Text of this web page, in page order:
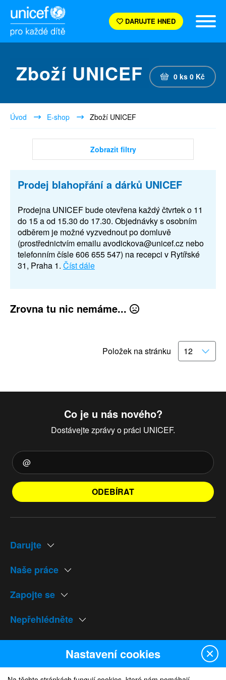
DARUJTE HNED
Zboží UNICEF 0 ks 0 Kč
Úvod E-shop Zboží UNICEF
Zobrazit filtry
Prodej blahopřání a dárků UNICEF
Prodejna UNICEF bude otevřena každý čtvrtek o 11
do 15 a od 15.30 do 17.30. Objednávky s osobním
odběrem je možné vyzvednout po domluvě
(prostřednictvím emailu avodickova@unicef.cz nebo
telefonním čísle 606 655 547) na recepci v Rytířské
31, Praha 1. Číst dále
Zrovna tu nic nemáme...
Položek na stránku
Co je u nás nového?
Dostávejte zprávy o práci UNICEF.
ODEBÍRAT
Darujte
Naše práce
Zapojte se
Nepřehlédněte
Naše weby
Nastavení cookies